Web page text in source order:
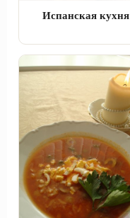
Испанская кухня